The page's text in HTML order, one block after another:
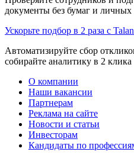
документы без бумаг и личных
Ускорьте подбор в 2 раза с
Автоматизируйте сбор
собирайте аналитику в 2 клика
О компании
Наши вакансии
Партнерам
Реклама на сайте
Новости и статьи
Инвесторам
Кандидаты по